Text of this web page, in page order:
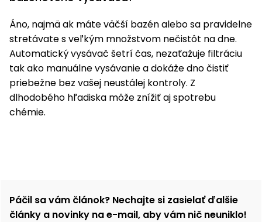
Áno, najmä ak máte väčší bazén alebo sa pravidelne
stretávate s veľkým množstvom nečistôt na dne.
Automatický vysávač šetrí čas, nezaťažuje filtráciu
tak ako manuálne vysávanie a dokáže dno čistiť
priebežne bez vašej neustálej kontroly. Z
dlhodobého hľadiska môže znížiť aj spotrebu
chémie.
Páčil sa vám článok? Nechajte si zasielať ďalšie
články a novinky na e-mail, aby vám nič neuniklo!